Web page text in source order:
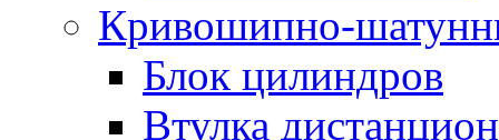
Кривошипно-
Блок цилиндров
Втулка